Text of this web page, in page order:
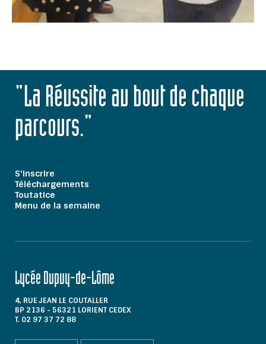
"La Réussite au bout de chaque
parcours."
S'inscrire
Téléchargements
Toutatice
Menu de la semaine
Lycée Dupuy-de-Lôme
4, RUE JEAN LE COUTALLER
BP 2136 - 56321 LORIENT CEDEX
T. 02 97 37 72 88